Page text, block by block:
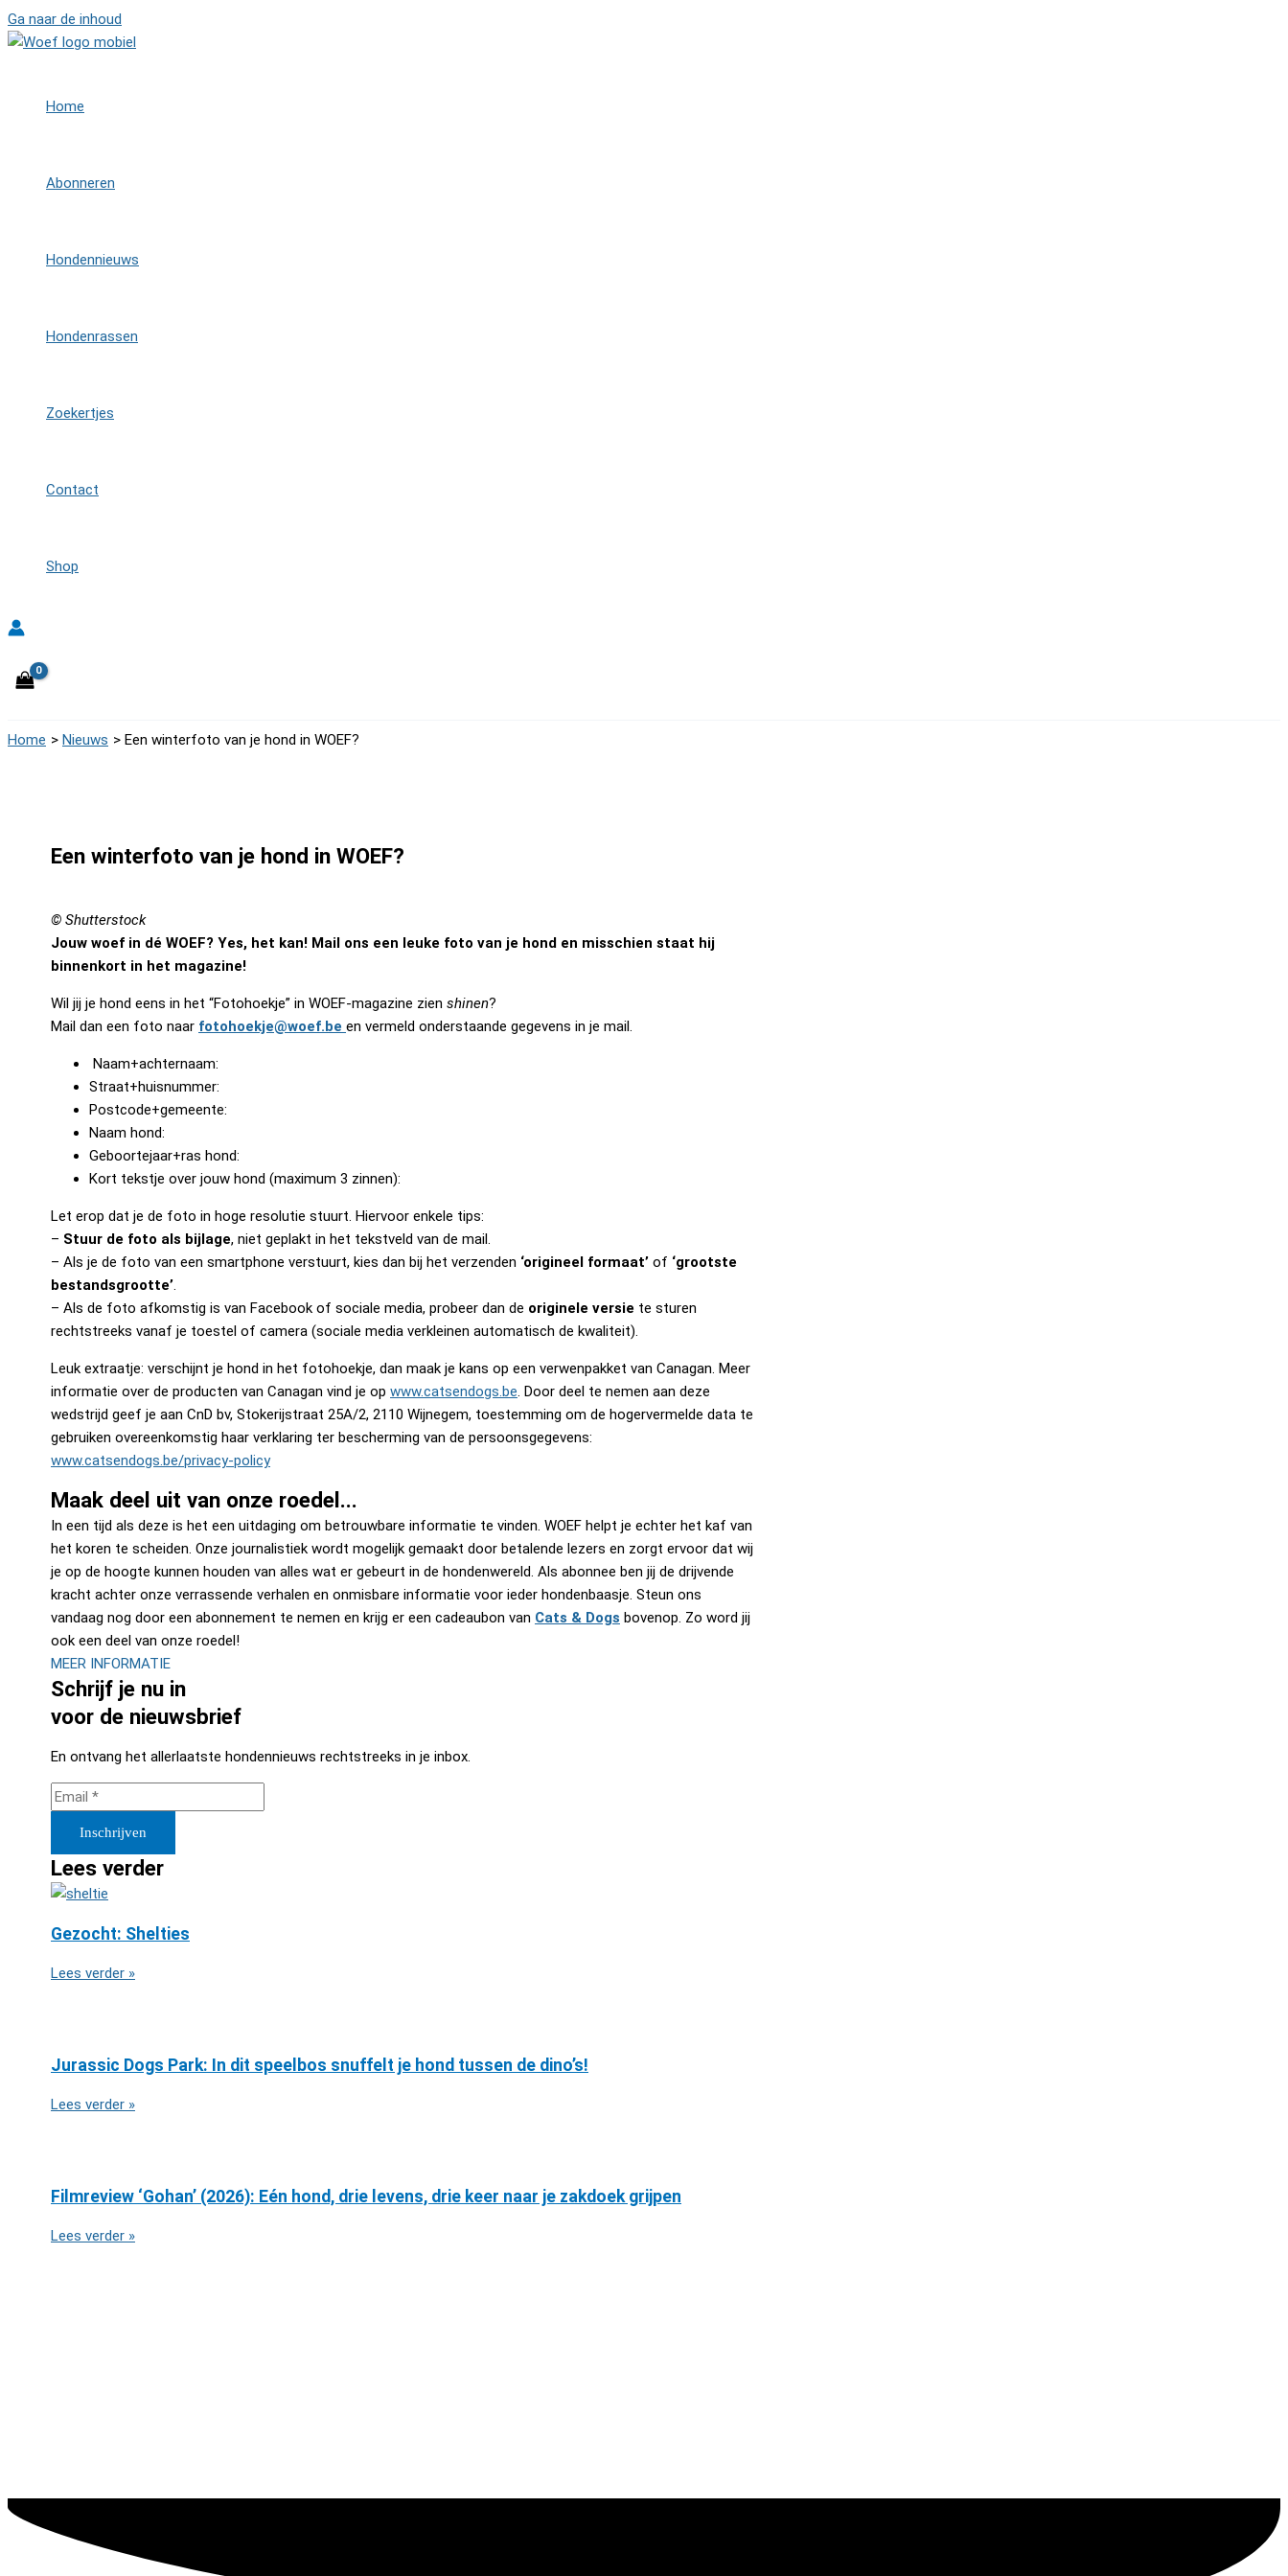
Ga naar de inhoud
Home
Abonneren
Hondennieuws
Hondenrassen
Zoekertjes
Contact
Shop
Home Nieuws Een winterfoto van je hond in WOEF?
Een winterfoto van je hond in WOEF?
© Shutterstock
Jouw woef in dé WOEF? Yes, het kan! Mail ons een leuke foto van je hond en misschien staat hij
binnenkort in het magazine!
Wil jij je hond eens in het “Fotohoekje” in WOEF-magazine zien shinen?
Mail dan een foto naar fotohoekje@woef.be en vermeld onderstaande gegevens in je mail.
Naam+achternaam:
Straat+huisnummer:
Postcode+gemeente:
Naam hond:
Geboortejaar+ras hond:
Kort tekstje over jouw hond (maximum 3 zinnen):
Let erop dat je de foto in hoge resolutie stuurt. Hiervoor enkele tips:
– Stuur de foto als bijlage, niet geplakt in het tekstveld van de mail.
– Als je de foto van een smartphone verstuurt, kies dan bij het verzenden ‘origineel formaat’ of ‘grootste
bestandsgrootte’.
– Als de foto afkomstig is van Facebook of sociale media, probeer dan de originele versie te sturen
rechtstreeks vanaf je toestel of camera (sociale media verkleinen automatisch de kwaliteit).
Leuk extraatje: verschijnt je hond in het fotohoekje, dan maak je kans op een verwenpakket van Canagan. Meer
informatie over de producten van Canagan vind je op www.catsendogs.be. Door deel te nemen aan deze
wedstrijd geef je aan CnD bv, Stokerijstraat 25A/2, 2110 Wijnegem, toestemming om de hogervermelde data te
gebruiken overeenkomstig haar verklaring ter bescherming van de persoonsgegevens:
www.catsendogs.be/privacy-policy
Maak deel uit van onze roedel...
In een tijd als deze is het een uitdaging om betrouwbare informatie te vinden. WOEF helpt je echter het kaf van
het koren te scheiden. Onze journalistiek wordt mogelijk gemaakt door betalende lezers en zorgt ervoor dat wij
je op de hoogte kunnen houden van alles wat er gebeurt in de hondenwereld. Als abonnee ben jij de drijvende
kracht achter onze verrassende verhalen en onmisbare informatie voor ieder hondenbaasje. Steun ons
vandaag nog door een abonnement te nemen en krijg er een cadeaubon van Cats & Dogs bovenop. Zo word jij
ook een deel van onze roedel!
MEER INFORMATIE
Schrijf je nu in
voor de nieuwsbrief
En ontvang het allerlaatste hondennieuws rechtstreeks in je inbox.
Inschrijven
Lees verder
Gezocht: Shelties
Lees verder »
Jurassic Dogs Park: In dit speelbos snuffelt je hond tussen de dino’s!
Lees verder »
Filmreview ‘Gohan’ (2026): Eén hond, drie levens, drie keer naar je zakdoek grijpen
Lees verder »